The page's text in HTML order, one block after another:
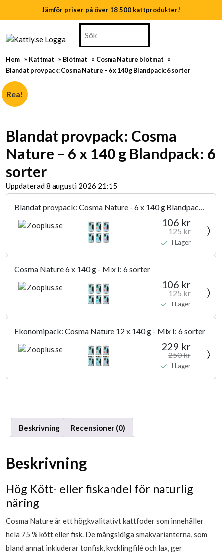
Jämför priser på över 18 500 kattprodukter!
Jämför priser på över 18 500 kattprodukter!
Jämför priser på över 18 500 kattprodukter!
to
for:
Hem » Kattmat » Blötmat » Cosma Nature blötmat »
Blandat provpack: Cosma Nature – 6 x 140 g Blandpack: 6 sorter
Rea!
Blandat provpack: Cosma
Nature – 6 x 140 g Blandpack: 6
sorter
Uppdaterad 8 augusti 2026 21:15
Blandat provpack: Cosma Nature - 6 x 140 g Blandpack:
6 sorter
106 kr
125 kr
I Lager
Cosma Nature 6 x 140 g - Mix I: 6 sorter
106 kr
125 kr
I Lager
Ekonomipack: Cosma Nature 12 x 140 g - Mix I: 6 sorter
229 kr
250 kr
I Lager
Beskrivning Recensioner (0)
Beskrivning
Hög Kött- eller fiskandel för naturlig
näring
Cosma Nature är ett högkvalitativt kattfoder som innehåller
hela 75 % kött eller fisk. De mångsidiga smakvarianterna, som
bland annat inkluderar tonfisk, kycklingfilé och lax, ger